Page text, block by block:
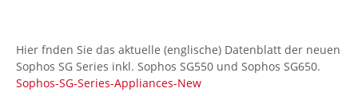
Hier fnden Sie das aktuelle (englische) Datenblatt der neuen
Sophos SG Series inkl. Sophos SG550 und Sophos SG650.
Sophos-SG-Series-Appliances-New